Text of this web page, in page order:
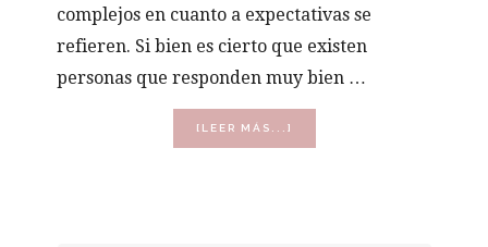
complejos en cuanto a expectativas se
refieren. Si bien es cierto que existen
personas que responden muy bien …
[LEER MÁS...]
DE